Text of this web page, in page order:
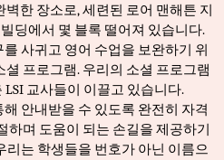
한 장소로, 세련된 로어 맨해튼 지
딩에서 몇 블록 떨어져 있습니다.
사귀고 영어 수업을 보완하기 위
프로그램. 우리의 소셜 프로그램
교사들이 이끌고 있습니다.
안내받을 수 있도록 완전히 자격
하며 도움이 되는 손길을 제공하기
리는 학생들을 번호가 아닌 이름으